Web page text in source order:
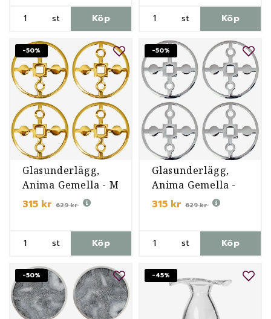
st Köp st Köp
-50%
Glasunderlägg,
Anima Gemella - M
315 kr 629 kr
st Köp
-50%
Glasunderlägg,
Anima Gemella -
NP
315 kr 629 kr
st Köp
-50% -45%